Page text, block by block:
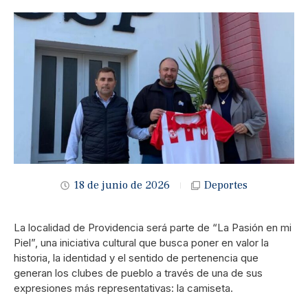
18 de junio de 2026 Deportes
La localidad de Providencia será parte de “La Pasión en mi
Piel”, una iniciativa cultural que busca poner en valor la
historia, la identidad y el sentido de pertenencia que
generan los clubes de pueblo a través de una de sus
expresiones más representativas: la camiseta.